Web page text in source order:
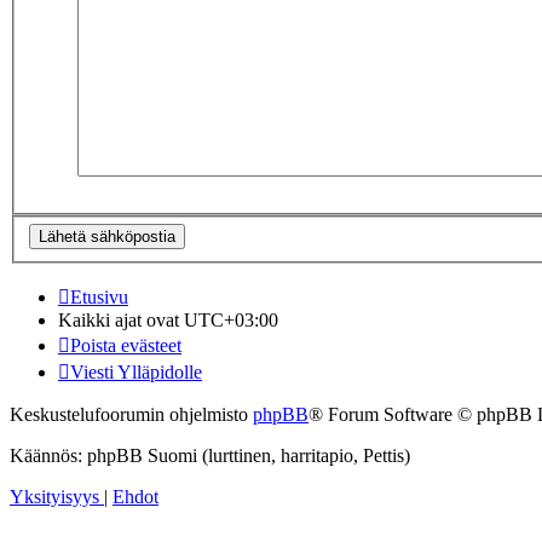
Etusivu
Kaikki ajat ovatUTC+03:00
Poista evästeet
Viesti Ylläpidolle
Keskustelufoorumin ohjelmisto phpBB® Forum Software © phpBB
Käännös: phpBB Suomi (lurttinen, harritapio, Pettis)
Yksityisyys
Ehdot